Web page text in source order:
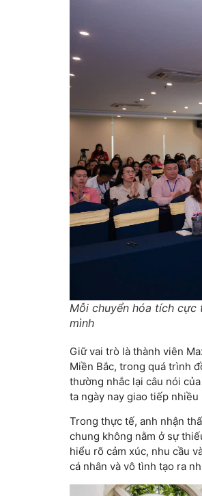
Mỗi chuyển hóa tích cực
mình
Giữ vai trò là thành viên
Miền Bắc, trong quá trình
thường nhắc lại câu nói
ta ngày nay giao tiếp
Trong thực tế, anh nhận
chung không nằm ở sự
hiểu rõ cảm xúc, nhu cầu
cá nhân và vô tình tạo ra